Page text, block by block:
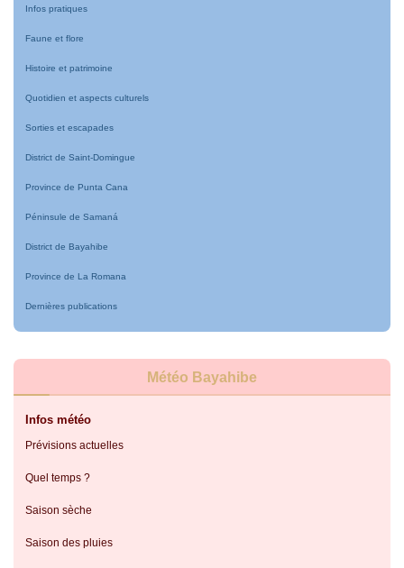
Infos pratiques
Faune et flore
Histoire et patrimoine
Quotidien et aspects culturels
Sorties et escapades
District de Saint-Domingue
Province de Punta Cana
Péninsule de Samaná
District de Bayahibe
Province de La Romana
Dernières publications
Météo Bayahibe
Infos météo
Prévisions actuelles
Quel temps ?
Saison sèche
Saison des pluies